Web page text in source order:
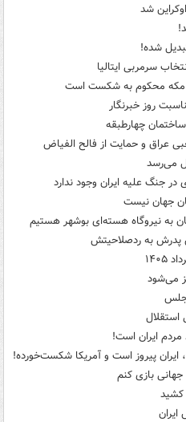
شد
شده!
سرمربی ایتالیا
مکه محکوم به شکست است
روز خبرنگار
چهارطبقه
عراق و حمایت از فالح الفیاض
در جنگ علیه ایران وجود ندارد
جهان نیست
به نیروگاه هسته‌ای بوشهر هستیم
پدرش به ردصلاحیتش
می‌شود
استقلال
مردم ایران است!
ایران پیروز است و آمریکا شکست‌خورده!
بازی کنم
کشید